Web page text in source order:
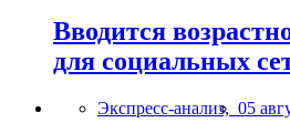
Вводится
для социальных
Экспресс-анализ, 05